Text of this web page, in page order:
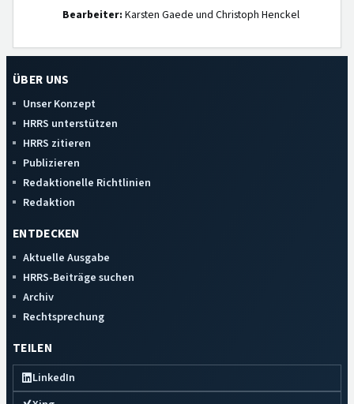
Bearbeiter: Karsten Gaede und Christoph Henckel
ÜBER UNS
Unser Konzept
HRRS unterstützen
HRRS zitieren
Publizieren
Redaktionelle Richtlinien
Redaktion
ENTDECKEN
Aktuelle Ausgabe
HRRS-Beiträge suchen
Archiv
Rechtsprechung
TEILEN
LinkedIn